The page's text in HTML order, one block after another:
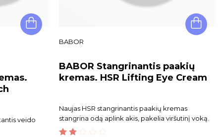
veido
BABOR
BABOR Stangrinantis paakių
kremas. HSR Lifting Eye Cream
Naujas HSR stangrinantis paakių kremas
stangrina odą aplink akis, pakelia viršutinį voką.